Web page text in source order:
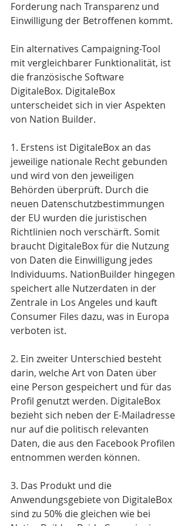
Forderung nach Transparenz und
Einwilligung der Betroffenen kommt.
Ein alternatives Campaigning-Tool
mit vergleichbarer Funktionalität, ist
die französische Software
DigitaleBox. DigitaleBox
unterscheidet sich in vier Aspekten
von Nation Builder.
1. Erstens ist DigitaleBox an das
jeweilige nationale Recht gebunden
und wird von den jeweiligen
Behörden überprüft. Durch die
neuen Datenschutzbestimmungen
der EU wurden die juristischen
Richtlinien noch verschärft. Somit
braucht DigitaleBox für die Nutzung
von Daten die Einwilligung jedes
Individuums. NationBuilder hingegen
speichert alle Nutzerdaten in der
Zentrale in Los Angeles und kauft
Consumer Files dazu, was in Europa
verboten ist.
2. Ein zweiter Unterschied besteht
darin, welche Art von Daten über
eine Person gespeichert und für das
Profil genutzt werden. DigitaleBox
bezieht sich neben der E-Mailadresse
nur auf die politisch relevanten
Daten, die aus den Facebook Profilen
entnommen werden können.
3. Das Produkt und die
Anwendungsgebiete von DigitaleBox
sind zu 50% die gleichen wie bei